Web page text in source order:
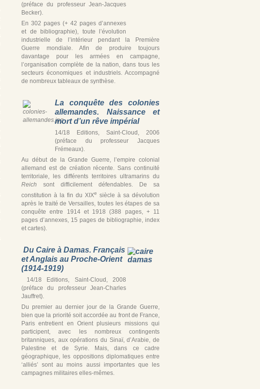
(préface du professeur Jean-Jacques
Becker).
En 302 pages (+ 42 pages d’annexes
et de bibliographie), toute l’évolution
industrielle de l’intérieur pendant la Première
Guerre mondiale. Afin de produire toujours
davantage pour les armées en campagne,
l’organisation complète de la nation, dans tous les
secteurs économiques et industriels. Accompagné
de nombreux tableaux de synthèse.
La conquête des colonies
allemandes. Naissance et
mort d’un rêve impérial
14/18 Editions, Saint-Cloud, 2006
(préface du professeur Jacques
Frémeaux).
Au début de la Grande Guerre, l’empire colonial
allemand est de création récente. Sans continuité
territoriale, les différents territoires ultramarins du
Reich sont difficilement défendables. De sa
constitution à la fin du XIXe siècle à sa dévolution
après le traité de Versailles, toutes les étapes de sa
conquête entre 1914 et 1918 (388 pages, + 11
pages d’annexes, 15 pages de bibliographie, index
et cartes).
Du Caire à Damas. Français
et Anglais au Proche-Orient
(1914-1919)
14/18 Editions, Saint-Cloud, 2008
(préface du professeur Jean-Charles
Jauffret).
Du premier au dernier jour de la Grande Guerre,
bien que la priorité soit accordée au front de France,
Paris entretient en Orient plusieurs missions qui
participent, avec les nombreux contingents
britanniques, aux opérations du Sinaï, d’Arabie, de
Palestine et de Syrie. Mais, dans ce cadre
géographique, les oppositions diplomatiques entre
‘alliés’ sont au moins aussi importantes que les
campagnes militaires elles-mêmes.